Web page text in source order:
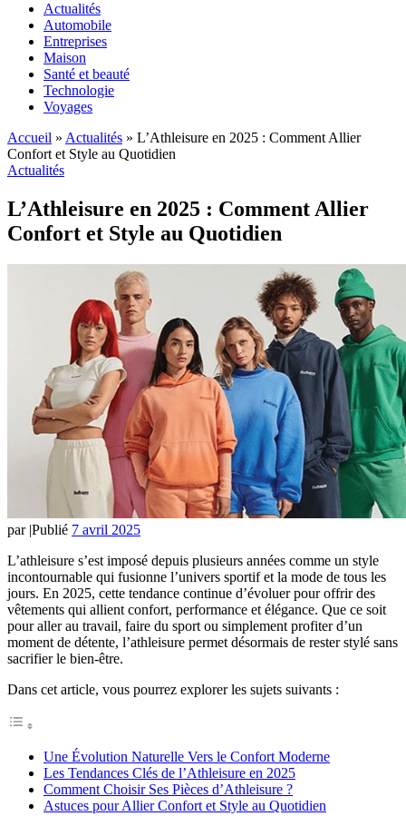
Actualités
Automobile
Entreprises
Maison
Santé et beauté
Technologie
Voyages
Accueil » Actualités » L’Athleisure en 2025 : Comment Allier
Confort et Style au Quotidien
Actualités
L’Athleisure en 2025 : Comment Allier
Confort et Style au Quotidien
par |Publié 7 avril 2025
L’athleisure s’est imposé depuis plusieurs années comme un style
incontournable qui fusionne l’univers sportif et la mode de tous les
jours. En 2025, cette tendance continue d’évoluer pour offrir des
vêtements qui allient confort, performance et élégance. Que ce soit
pour aller au travail, faire du sport ou simplement profiter d’un
moment de détente, l’athleisure permet désormais de rester stylé sans
sacrifier le bien-être.
Dans cet article, vous pourrez explorer les sujets suivants :
Une Évolution Naturelle Vers le Confort Moderne
Les Tendances Clés de l’Athleisure en 2025
Comment Choisir Ses Pièces d’Athleisure ?
Astuces pour Allier Confort et Style au Quotidien